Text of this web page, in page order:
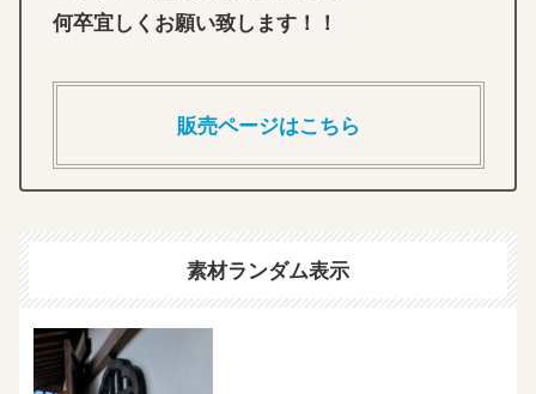
何卒宜しくお願い致します！！
販売ページはこちら
素材ランダム表示